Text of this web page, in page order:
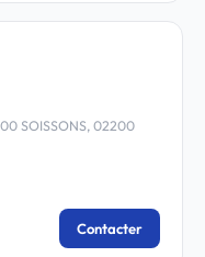
SOISSONS, 02200
Contacter